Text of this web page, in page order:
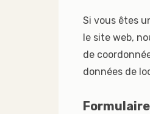
Si vous êtes
le site web,
de
données de